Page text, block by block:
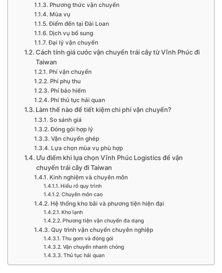
Phương thức vận chuyển
Mùa vụ
Điểm đến tại Đài Loan
Dịch vụ bổ sung
Đại lý vận chuyển
Cách tính giá cước vận chuyển trái cây từ Vĩnh Phúc đi
Taiwan
Phí vận chuyển
Phí phụ thu
Phí bảo hiểm
Phí thủ tục hải quan
Làm thế nào để tiết kiệm chi phí vận chuyển?
So sánh giá
Đóng gói hợp lý
Vận chuyển ghép
Lựa chọn mùa vụ phù hợp
Ưu điểm khi lựa chọn Vĩnh Phúc Logistics để vận
chuyển trái cây đi Taiwan
Kinh nghiệm và chuyên môn
Hiểu rõ quy trình
Chuyên môn cao
Hệ thống kho bãi và phương tiện hiện đại
Kho lạnh
Phương tiện vận chuyển đa dạng
Quy trình vận chuyển chuyên nghiệp
Thu gom và đóng gói
Vận chuyển nhanh chóng
Thủ tục hải quan